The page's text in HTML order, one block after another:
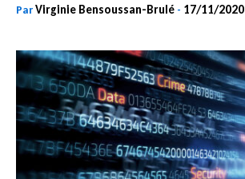
ParVirginie Bensoussan-Brulé - 17/11/2020